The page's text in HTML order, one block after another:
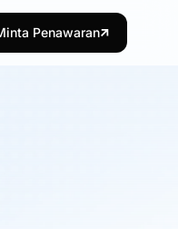
Penawaran